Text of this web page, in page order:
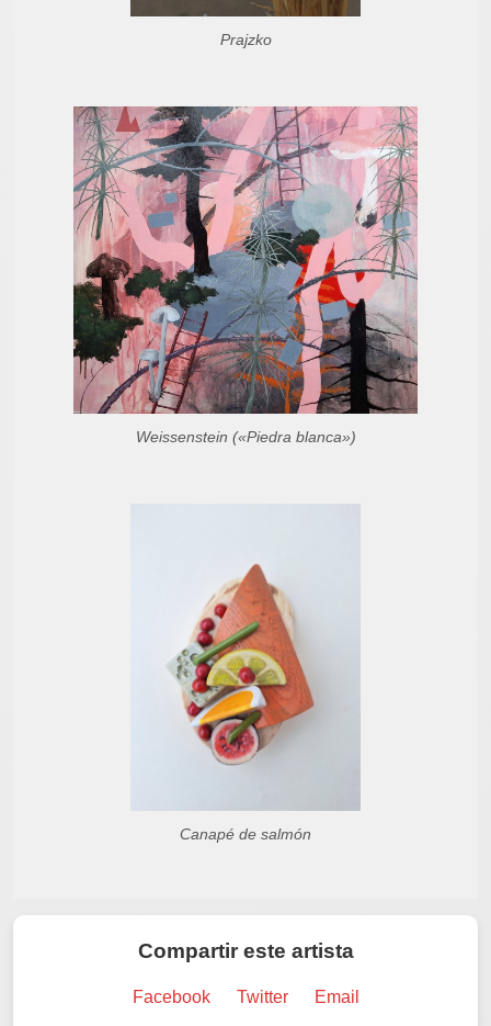
Prajzko
Weissenstein («Piedra blanca»)
Canapé de salmón
Compartir este artista
Facebook Twitter Email